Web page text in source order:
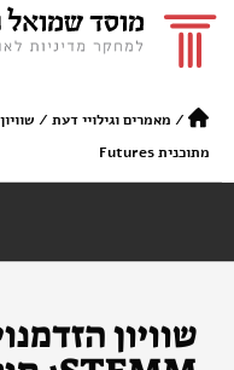
/ מאמרים וגילויי דעת /
מתוכנית Futures
שוויון